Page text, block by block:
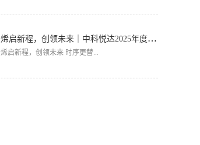
烯启新程，创领未来｜中科悦达2025年度总结表彰大会圆满召开！
烯启新程，创领未来 时序更替...